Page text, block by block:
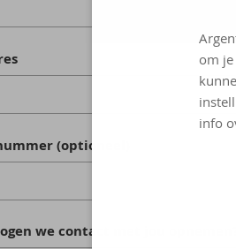
om
info
(optioneel)
we contact met jou opnemen?